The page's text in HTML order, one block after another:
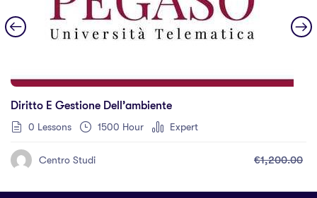
Diritto E Gestione Dell’ambiente
0 Lessons 1500 Hour Expert
Centro Studi €1,200.00